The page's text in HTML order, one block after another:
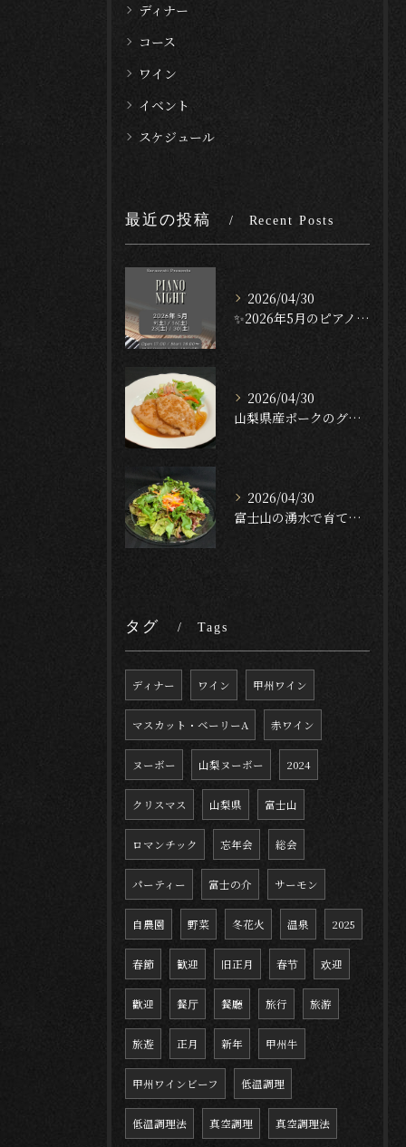
ディナー
コース
ワイン
イベント
スケジュール
最近の投稿 Recent Posts
2026/04/30
✨2026年5月のピアノナイト✨
2026/04/30
山梨県産ポークのグリル — ガーリック・テリヤキ・ソース🐖🔥...
2026/04/30
富士山の湧水で育てたクレソンのサラダ🥬✨[English f...
タグ Tags
ディナー ワイン 甲州ワイン
マスカット・ベーリーA 赤ワイン
ヌーボー 山梨ヌーボー 2024
クリスマス 山梨県 富士山
ロマンチック 忘年会 総会
パーティー 富士の介 サーモン
自農園 野菜 冬花火 温泉 2025
春節 歓迎 旧正月 春节 欢迎
歡迎 餐厅 餐廳 旅行 旅游
旅遊 正月 新年 甲州牛
甲州ワインビーフ 低温調理
低温調理法 真空調理 真空調理法